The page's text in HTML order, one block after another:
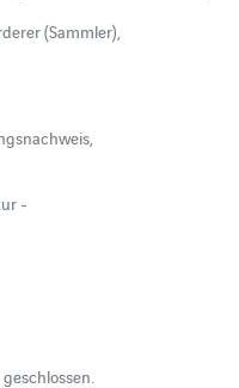
(Sammler),
-